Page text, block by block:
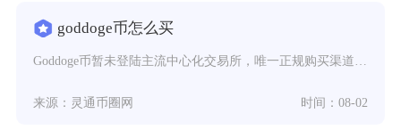
goddoge币怎么买
来源：灵通币圈网 时间：08-02